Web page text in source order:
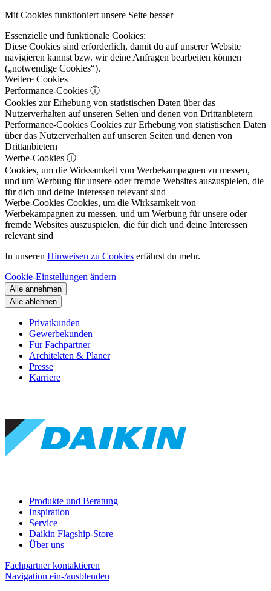
Mit Cookies funktioniert unsere Seite besser
Essenzielle und funktionale Cookies:
Diese Cookies sind erforderlich, damit du auf unserer Website
navigieren kannst bzw. wir deine Anfragen bearbeiten können
(„notwendige Cookies“).
Weitere Cookies
Performance-Cookies ⓘ
Cookies zur Erhebung von statistischen Daten über das
Nutzerverhalten auf unseren Seiten und denen von Drittanbietern
Performance-Cookies Cookies zur Erhebung von statistischen Daten
über das Nutzerverhalten auf unseren Seiten und denen von
Drittanbietern
Werbe-Cookies ⓘ
Cookies, um die Wirksamkeit von Werbekampagnen zu messen,
und um Werbung für unsere oder fremde Websites auszuspielen, die
für dich und deine Interessen relevant sind
Werbe-Cookies Cookies, um die Wirksamkeit von
Werbekampagnen zu messen, und um Werbung für unsere oder
fremde Websites auszuspielen, die für dich und deine Interessen
relevant sind
In unseren Hinweisen zu Cookies erfährst du mehr.
Cookie-Einstellungen ändern
Alle annehmen
Alle ablehnen
Privatkunden
Gewerbekunden
Für Fachpartner
Architekten & Planer
Presse
Karriere
Produkte und Beratung
Inspiration
Service
Daikin Flagship-Store
Über uns
Fachpartner kontaktieren
Navigation ein-/ausblenden